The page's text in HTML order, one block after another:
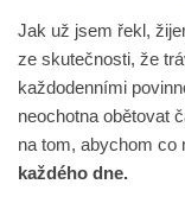
Jak už jsem řekl,
ze skutečnosti, že
každodenními
neochotna obětovat
na tom, abychom co
každého dne.